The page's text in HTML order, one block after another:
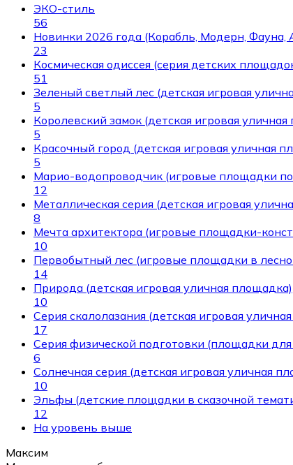
ЭКО-стиль
56
Новинки 2026 года (Корабль, Модерн, Фауна,
23
Космическая одиссея (серия детских
51
Зеленый светлый лес (детская игровая
5
Королевский замок (детская игровая
5
Красочный город (детская игровая уличная
5
Марио-водопроводчик (игровые площадки
12
Металлическая серия (детская игровая
8
Мечта архитектора (игровые площадки-
10
Первобытный лес (игровые площадки в
14
Природа (детская игровая уличная площадка)
10
Серия скалолазания (детская игровая
17
Серия физической подготовки (площадки
6
Солнечная серия (детская игровая уличная
10
Эльфы (детские площадки в сказочной
12
На уровень выше
Максим